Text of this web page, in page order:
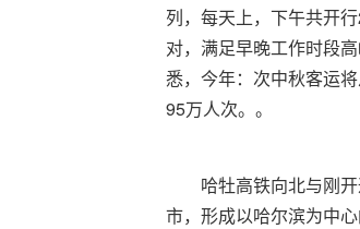
列，每天上，下午共开
对，满足早晚工作时段
悉，今年：次中秋客运
95万人次。。
哈牡高铁向北与刚
市，形成以哈尔滨为中